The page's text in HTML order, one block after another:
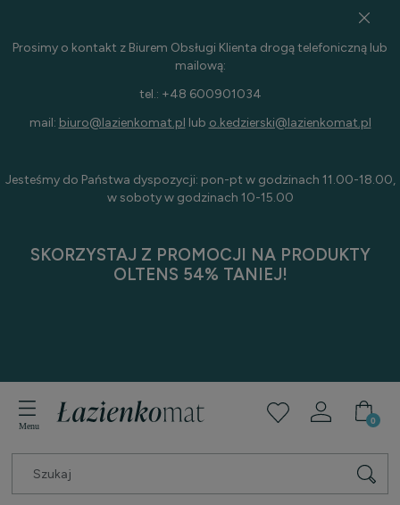
Prosimy o kontakt z Biurem Obsługi Klienta drogą telefoniczną lub
mailową:
tel.: +48 600901034
mail: biuro@lazienkomat.pl lub o.kedzierski@lazienkomat.pl
Jesteśmy do Państwa dyspozycji: pon-pt w godzinach 11.00-18.00,
w soboty w godzinach 10-15.00
SKORZYSTAJ Z PROMOCJI NA PRODUKTY
OLTENS 54% TANIEJ!